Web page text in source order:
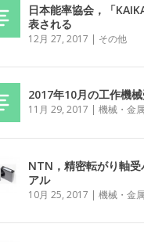
日本能率協会，「
表される
12月 27, 2017 | その他
2017年10月の工作機械
11月 29, 2017 | 機械・金属
NTN，精密転がり軸
アル
10月 25, 2017 | 機械・金属